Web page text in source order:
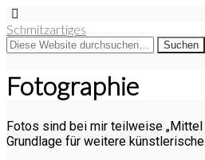
Schmitzartiges
Fotographie
Fotos sind bei mir teilweise „Mittel
Grundlage für weitere